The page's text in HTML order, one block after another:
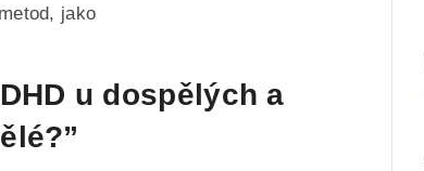
jako
u dospělých a